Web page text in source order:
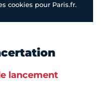
cookies pour Paris.fr.
lancement